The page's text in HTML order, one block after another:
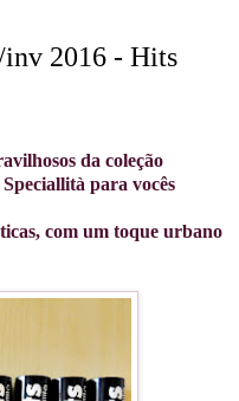
2016 - Hits
da coleção
para vocês
com um toque urbano